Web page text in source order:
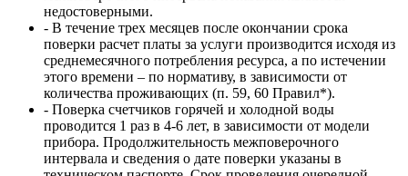
недостоверными.
- В течение трех месяцев после окончании срока
поверки расчет платы за услуги производится исходя из
среднемесячного потребления ресурса, а по истечении
этого времени – по нормативу, в зависимости от
количества проживающих (п. 59, 60 Правил*).
- Поверка счетчиков горячей и холодной воды
проводится 1 раз в 4-6 лет, в зависимости от модели
прибора. Продолжительность межповерочного
интервала и сведения о дате поверки указаны в